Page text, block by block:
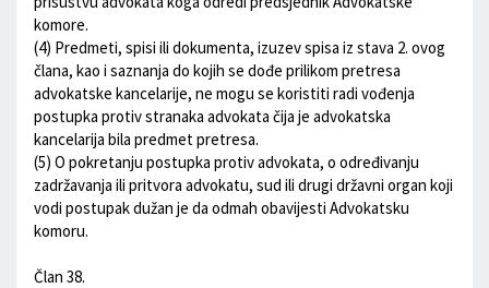
komore.
(4) Predmeti, spisi ili dokumenta, izuzev spisa iz stava 2. ovog
člana, kao i saznanja do kojih se dođe prilikom pretresa
advokatske kancelarije, ne mogu se koristiti radi vođenja
postupka protiv stranaka advokata čija je advokatska
kancelarija bila predmet pretresa.
(5) O pokretanju postupka protiv advokata, o određivanju
zadržavanja ili pritvora advokatu, sud ili drugi državni organ koji
vodi postupak dužan je da odmah obavijesti Advokatsku
komoru.
Član 38.